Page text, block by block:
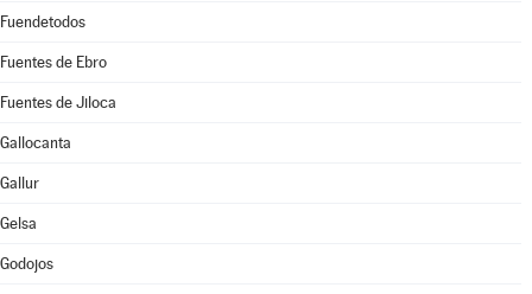
Fuendetodos
Fuentes de Ebro
Fuentes de Jiloca
Gallocanta
Gallur
Gelsa
Godojos